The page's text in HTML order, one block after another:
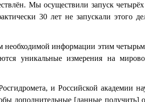
Мы осуществили запуск
30 лет не запускали этого
информации этим
уникальные измерения на
и Российской академии
дополнительные [данные получить]